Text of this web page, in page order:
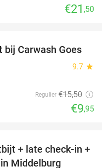
€21 ,50
36%
Carwash Goes
9.7 star
Regulier €15,50
€9,95
52%
+ late check-in +
Middelburg